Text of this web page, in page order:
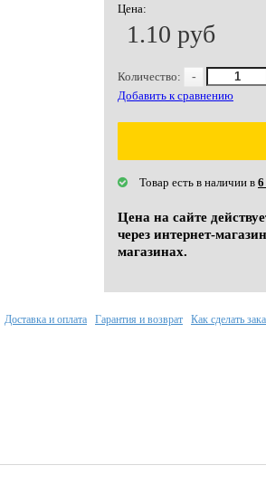
Цена:
1.10 руб
Количество: -
Добавить к сравнению
Товар есть в наличии в 6
Цена на сайте
через интернет-
магазинах.
Доставка и оплата Гарантия и возврат Как сделать